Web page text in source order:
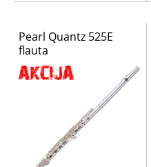
Pearl Quantz 525E
flauta